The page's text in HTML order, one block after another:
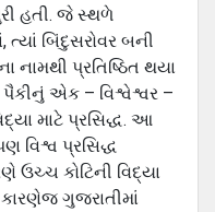
હતી. જે સ્થળે
બિંદુસરોવર બની
પ્રતિષ્ઠિત થયા
પૈકીનું એક – વિશ્વેશ્વર –
માટે પ્રસિદ્ધ. આ
પ્રસિદ્ધ
ઉચ્ચ કોટિની વિદ્યા
કારણેજ ગુજરાતીમાં